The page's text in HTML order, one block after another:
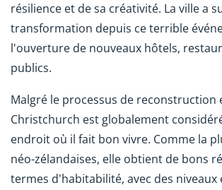
résilience et de sa créativité. La ville a
transformation depuis ce terrible
l'ouverture de nouveaux hôtels,
publics.
Malgré le processus de reconstruction
Christchurch est globalement
endroit où il fait bon vivre. Comme la
néo-zélandaises, elle obtient de bons
termes d'habitabilité, avec des niveaux